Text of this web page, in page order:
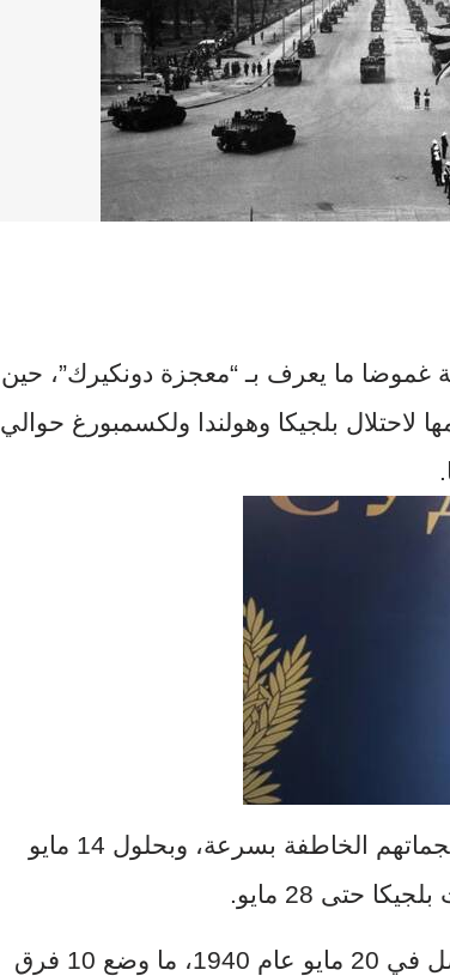
غموضا ما يعرف بـ “معجزة دونكيرك”، حين
لاحتلال بلجيكا وهولندا ولكسمبورغ حوالي
وتمكن النازيون الألمان من تنفيذ هجماتهم الخاطفة بسرعة، وبحلول 14 مايو
حتى 28 مايو.
هجوم القوات الألمانية النازية تواصل في 20 مايو عام 1940، ما وضع 10 فرق